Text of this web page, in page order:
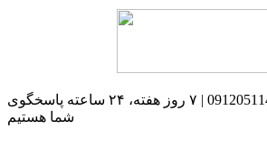
تلفن پشتیبانی | 09120511400 | ۷ روز هفته، ۲۴ ساعته پاسخگوی
شما هستیم